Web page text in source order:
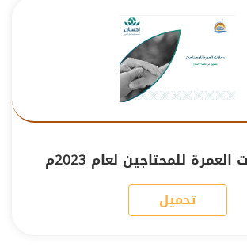
للمحتاجين لعام 2023م
تحميل